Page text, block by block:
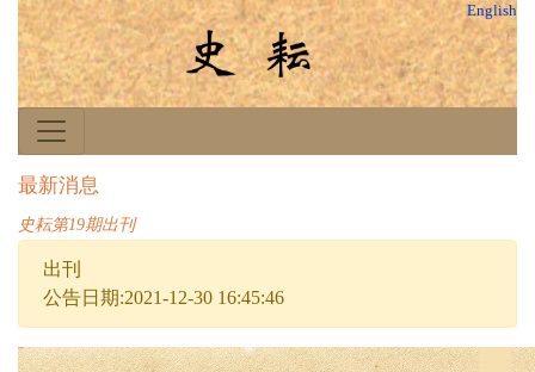
English
最新消息
史耘第19期出刊
出刊
公告日期:2021-12-30 16:45:46